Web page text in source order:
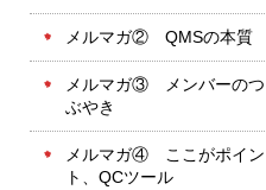
メルマガ② QMSの本質
メルマガ③ メンバーのつ
ぶやき
メルマガ④ ここがポイン
ト、QCツール